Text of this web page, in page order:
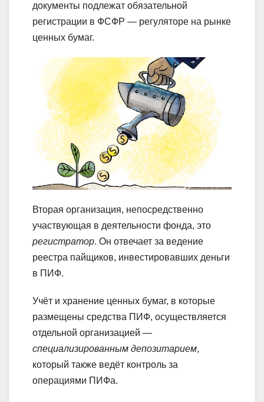
документы подлежат обязательной
регистрации в ФСФР — регуляторе на рынке
ценных бумаг.
Вторая организация, непосредственно
участвующая в деятельности фонда, это
регистратор. Он отвечает за ведение
реестра пайщиков, инвестировавших деньги
в ПИФ.
Учёт и хранение ценных бумаг, в которые
размещены средства ПИФ, осуществляется
отдельной организацией —
специализированным депозитарием,
который также ведёт контроль за
операциями ПИФа.